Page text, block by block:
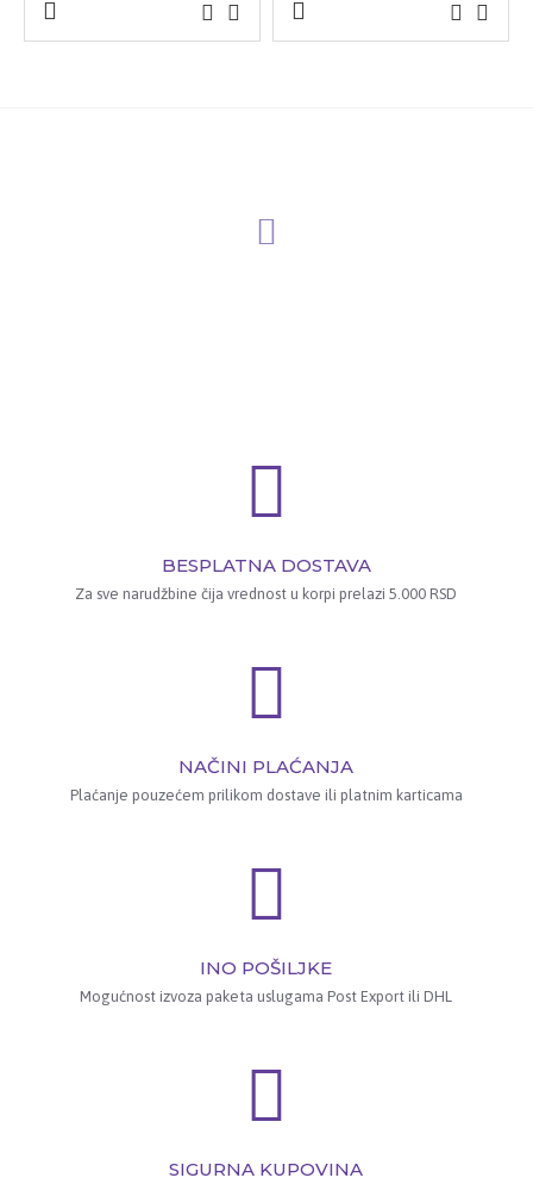
BESPLATNA DOSTAVA
Za sve narudžbine čija vrednost u korpi prelazi 5.000 RSD
NAČINI PLAĆANJA
Plaćanje pouzećem prilikom dostave ili platnim karticama
INO POŠILJKE
Mogućnost izvoza paketa uslugama Post Export ili DHL
SIGURNA KUPOVINA